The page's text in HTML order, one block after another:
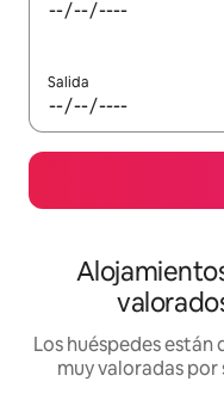
Salida
Los huéspedes
muy valoradas